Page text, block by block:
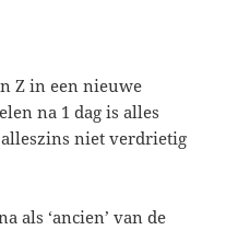
Z in een nieuwe
na 1 dag is alles
niet verdrietig
als ‘ancien’ van de